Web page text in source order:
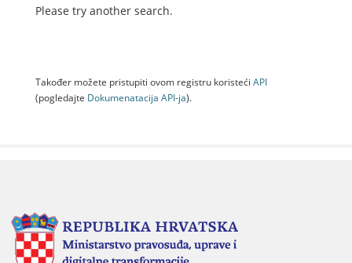
Please try another search.
Također možete pristupiti ovom registru koristeći API
(pogledajte Dokumenаtаcijа API-jа).